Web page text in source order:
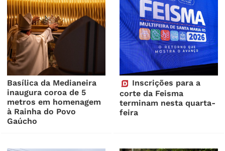
Basílica da Medianeira
inaugura coroa de 5
metros em homenagem
à Rainha do Povo
Gaúcho
Inscrições para a
corte da Feisma
terminam nesta quarta-
feira